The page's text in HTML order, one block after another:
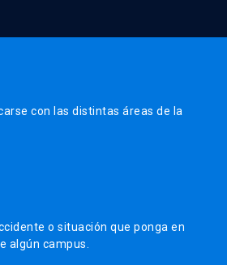
con las distintas áreas de la
o situación que ponga en
algún campus.